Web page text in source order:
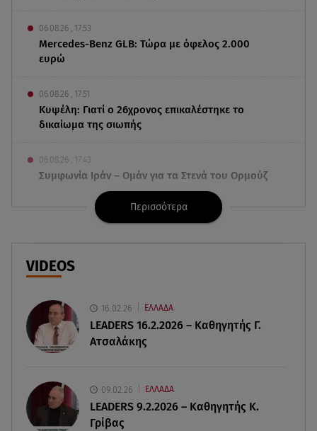
06.08.26 , 17:53
Mercedes-Benz GLB: Τώρα με όφελος 2.000
ευρώ
06.08.26 , 17:51
Κυψέλη: Γιατί ο 26χρονος επικαλέστηκε το
δικαίωμα της σιωπής
06.08.26 , 17:43
Συμφωνία Ιράν – Ομάν για τα Στενά του Ορμούζ
Μαρία Κορινθίου: «Έχω πατήσει φρένο» -
Δηλώνει χορτασμένη και μπουχτισμένη!
06.08.26 , 16:57
ηλεκτροπληξία και πέθανε
06.08.26 , 16:50
06.08.26 , 16:25
Μικαέλα Κάσαρη: Έτοιμη για το Miss World
Περισσότερα
VIDEOS
16.02.26 ΕΛΛΑΔΑ
LEADERS 16.2.2026 – Καθηγητής Γ.
Ατσαλάκης
09.02.26 ΕΛΛΑΔΑ
LEADERS 9.2.2026 – Καθηγητής Κ.
Γρίβας